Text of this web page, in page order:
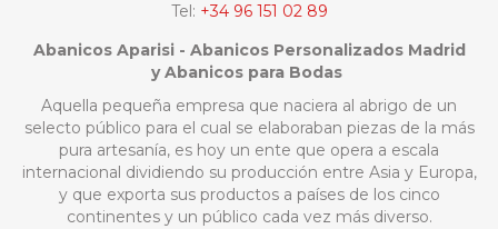
Tel: +34 96 151 02 89
Abanicos Aparisi - Abanicos Personalizados Madrid
y Abanicos para Bodas
Aquella pequeña empresa que naciera al abrigo de un
selecto público para el cual se elaboraban piezas de la más
pura artesanía, es hoy un ente que opera a escala
internacional dividiendo su producción entre Asia y Europa,
y que exporta sus productos a países de los cinco
continentes y un público cada vez más diverso.